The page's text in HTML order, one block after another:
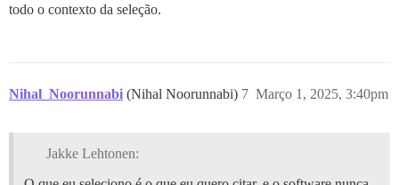
todo o contexto da seleção.
Nihal_Noorunnabi (Nihal Noorunnabi) Março 1, 2025, 3:40pm
7
Jakke Lehtonen: